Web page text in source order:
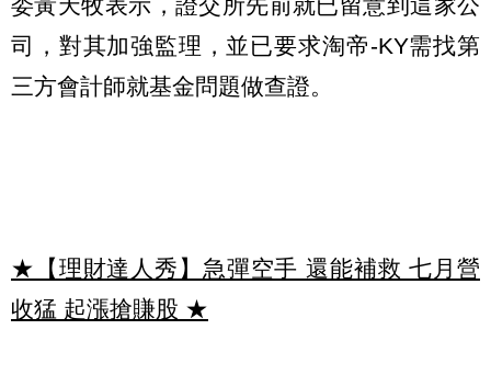
司，對其加強監理，並已要求淘帝-KY需找第
三方會計師就基金問題做查證。
★【理財達人秀】急彈空手 還能補救 七月營
收猛 起漲搶賺股 ★